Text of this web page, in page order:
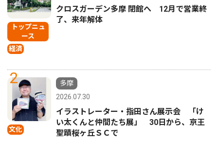
トップニュ
ース
経済
クロスガーデン多摩 閉館へ 12月で営業終
了、来年解体
2
文化
多摩
2026.07.30
イラストレーター・指田さん展示会 「け
い太くんと仲間たち展」 30日から、京王
聖蹟桜ヶ丘ＳＣで